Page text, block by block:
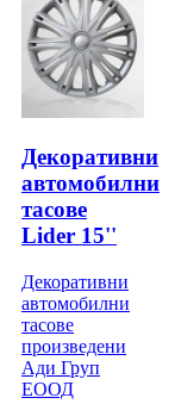
Декоративни
автомобилни
тасове
Lider 15''
Декоративни
автомобилни
тасове
произведени
Ади Груп
ЕООД